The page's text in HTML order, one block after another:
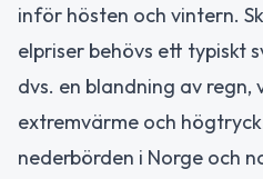
inför hösten och vintern.
elpriser behövs ett typiskt
dvs. en blandning av regn,
extremvärme och
nederbörden i Norge och